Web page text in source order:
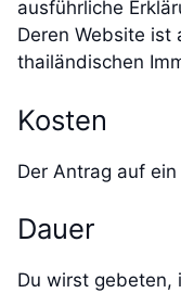
ausführliche
Deren Website ist
thailändischen
Kosten
Der Antrag auf
Dauer
Du wirst gebeten,